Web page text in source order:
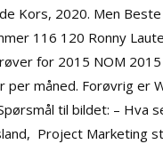
Kors, 2020. Men
116 120 Ronny
for 2015 NOM 2015
per måned. Forøvrig er
til bildet: – Hva
Project Marketing